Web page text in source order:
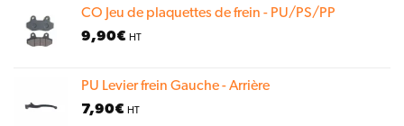
CO Jeu de plaquettes de frein - PU/PS/PP
9,90€ HT
PU Levier frein Gauche - Arrière
7,90€ HT